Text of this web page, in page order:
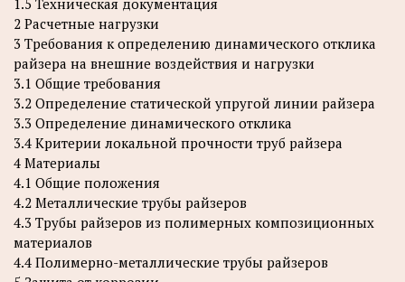
1.5 Техническая документация
2 Расчетные нагрузки
3 Требования к определению динамического отклика
райзера на внешние воздействия и нагрузки
3.1 Общие требования
3.2 Определение статической упругой линии райзера
3.3 Определение динамического отклика
3.4 Критерии локальной прочности труб райзера
4 Материалы
4.1 Общие положения
4.2 Металлические трубы райзеров
4.3 Трубы райзеров из полимерных композиционных
материалов
4.4 Полимерно-металлические трубы райзеров